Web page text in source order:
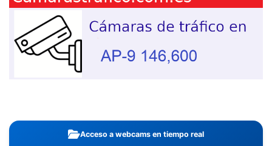
Acceso a webcams en tiempo real